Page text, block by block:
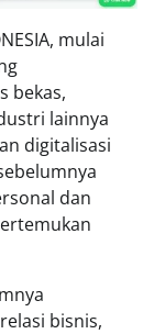
mulai
bekas,
lainnya
digitalisasi
dan
bisnis,